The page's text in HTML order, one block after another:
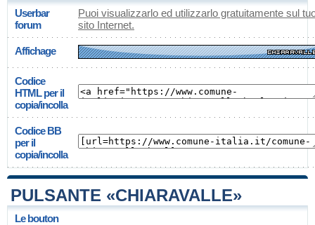
Userbar
forum
Puoi visualizzarlo ed utilizzarlo gratuitamente sul
sito Internet.
Affichage
Codice
HTML per il
copia/incolla
Codice BB
per il
copia/incolla
PULSANTE «CHIARAVALLE»
Le bouton